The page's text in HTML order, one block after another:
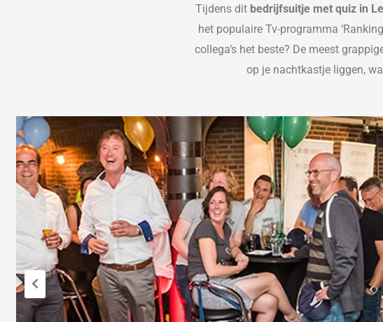
Tijdens dit bedrijfsuitje met quizin
het populaire Tv-programma
collega’s het beste? De meest
op je nachtkastje liggen,